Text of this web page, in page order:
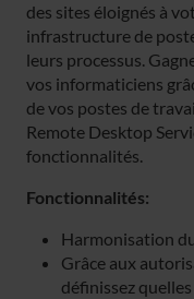
des sites éloignés à
infrastructure de
leurs processus.
vos informaticiens
de vos postes de
Remote Desktop
fonctionnalités.
Fonctionnalités:
Harmonisation
Grâce aux
définissez